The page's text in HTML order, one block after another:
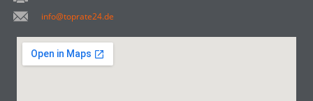
info@toprate24.de